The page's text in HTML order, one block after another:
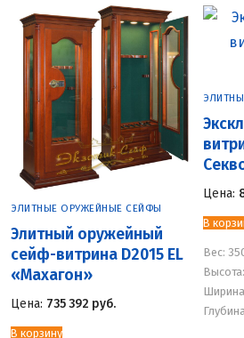
ЭЛИТНЫЕ ОРУЖЕЙНЫЕ СЕЙФЫ
Элитный оружейный
сейф-витрина D2015 EL
«Махагон»
Цена: 735 392 руб.
В корзину
Цена:
В
Вес: